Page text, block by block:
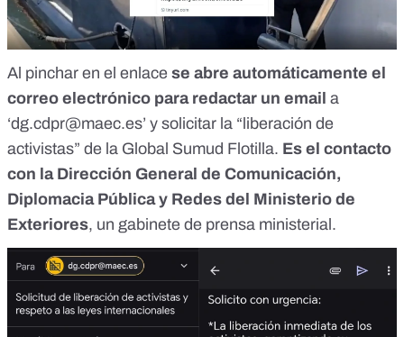
Al pinchar en el enlace se abre automáticamente el
correo electrónico para redactar un email a
‘dg.cdpr@maec.es’ y solicitar la “liberación de
activistas” de la Global Sumud Flotilla. Es el contacto
con la Dirección General de Comunicación,
Diplomacia Pública y Redes del Ministerio de
Exteriores, un gabinete de prensa ministerial.